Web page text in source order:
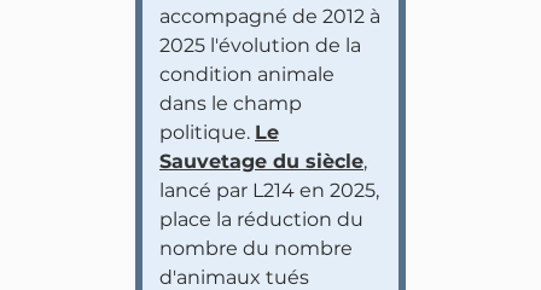
accompagné de 2012 à
2025 l'évolution de la
condition animale
dans le champ
politique. Le
Sauvetage du siècle,
lancé par L214 en 2025,
place la réduction du
nombre du nombre
d'animaux tués